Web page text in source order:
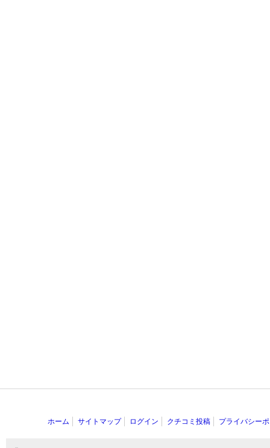
ホーム サイトマップ ログイン クチコミ投稿 プライバシー